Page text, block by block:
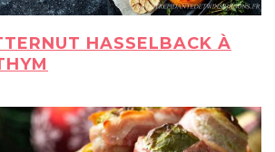
HASSELBACK À